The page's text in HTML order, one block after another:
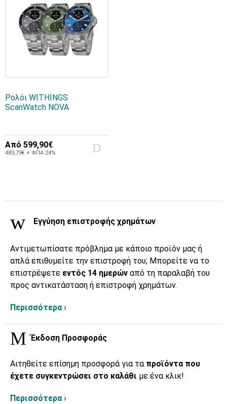
Ρολόι WITHINGS
ScanWatch NOVA
Από 599,90€
483,79€ + ΦΠΑ 24%
Εγγύηση επιστροφής χρημάτων
Αντιμετωπίσατε πρόβλημα με κάποιο προϊόν μας ή
απλά επιθυμείτε την επιστροφή του; Μπορείτε να το
επιστρέψετε εντός 14 ημερών από τη παραλαβή του
προς αντικατάσταση ή επιστροφή χρημάτων.
Περισσότερα ›
Έκδοση Προσφοράς
Αιτηθείτε επίσημη προσφορά για τα προϊόντα που
έχετε συγκεντρώσει στο καλάθι με ένα κλικ!
Περισσότερα ›